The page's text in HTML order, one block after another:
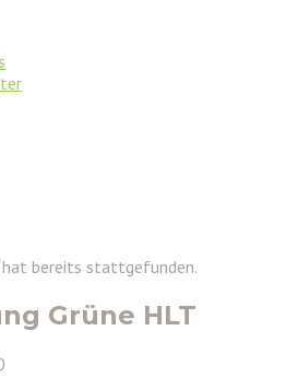
bereits stattgefunden.
Grüne HLT